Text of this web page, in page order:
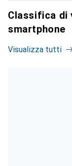
Classifica di
smartphone
Visualizza tutti